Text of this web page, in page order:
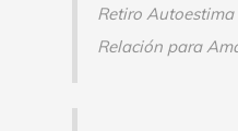
Retiro Autoestima
Relación para